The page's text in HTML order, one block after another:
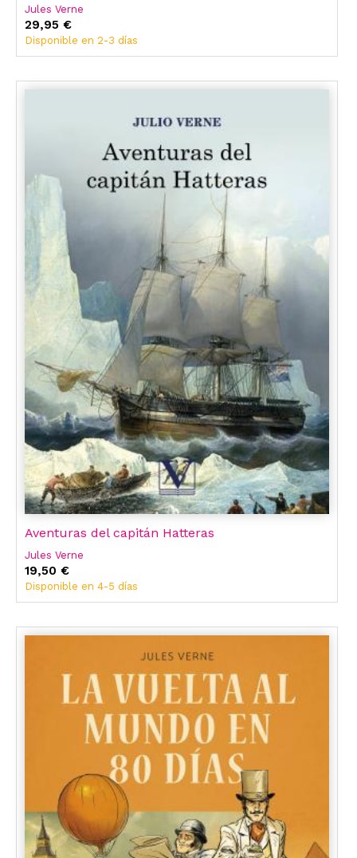
Jules Verne
29,95 €
Disponible en 2-3 días
Aventuras del capitán Hatteras
Jules Verne
19,50 €
Disponible en 4-5 días